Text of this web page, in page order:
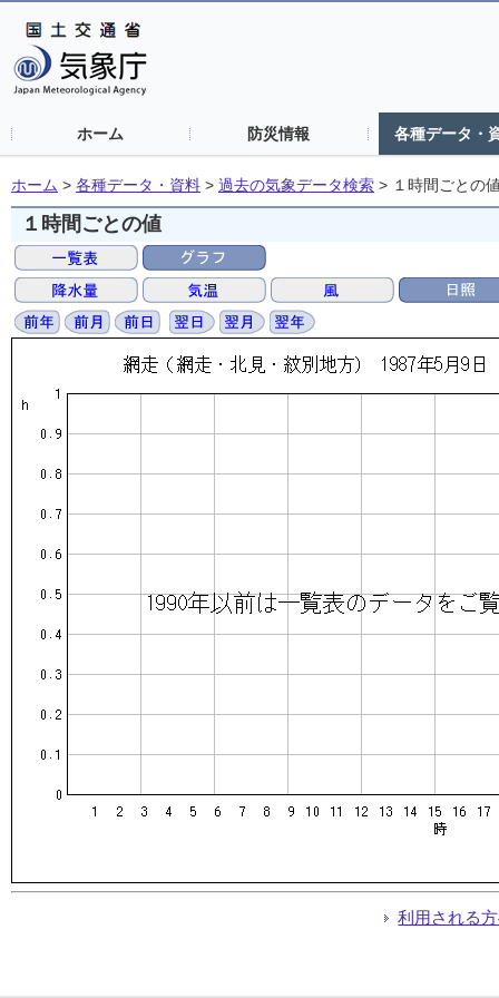
ホーム 防災情報 各種データ・
ホーム > 各種データ・資料 > 過去の気象データ検索 > １時間ごとの
１時間ごとの値
利用される